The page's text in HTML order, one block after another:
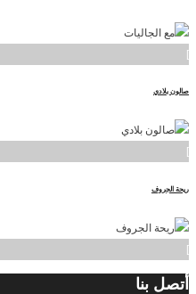
]
صالون بلادي
]
ريحة الجروف
]
أتصل بنا